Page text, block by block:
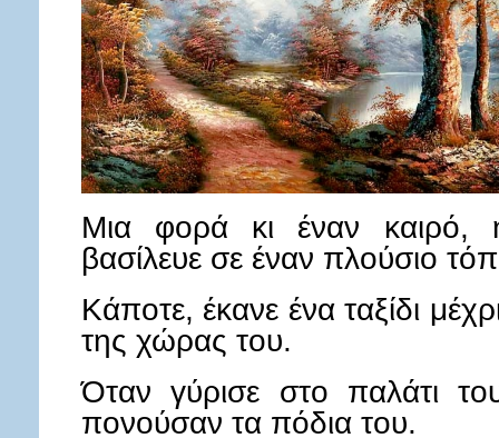
Μια φορά κι έναν καιρό,
βασίλευε σε έναν πλούσιο
Κάποτε, έκανε ένα ταξίδι
της χώρας του.
Όταν γύρισε στο παλάτι
πονούσαν τα πόδια του.